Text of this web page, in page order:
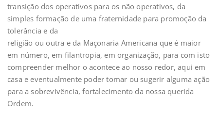
transição dos operativos para os não operativos, da
simples formação de uma fraternidade para promoção da
tolerância e da
religião ou outra e da Maçonaria Americana que é maior
em número, em filantropia, em organização, para com isto
compreender melhor o acontece ao nosso redor, aqui em
casa e eventualmente poder tomar ou sugerir alguma ação
para a sobrevivência, fortalecimento da nossa querida
Ordem.